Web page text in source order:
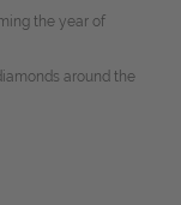
the year of
around the